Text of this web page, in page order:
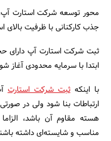
محور توسعه شرکت استارت
جذب کارکنانی با ظرفیت بالای
ثبت شرکت استارت آپ دارای
ابتدا با سرمایه محدودی آغاز
با اینکهثبت شرکت استارت
ارتباطات بنا شود ولی در
هسته مقاوم آن باشد، الزاما
مناسب و شایسته‌ای داشته